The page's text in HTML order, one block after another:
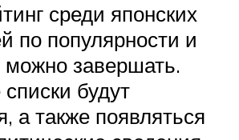
среди японских
по популярности и
можно завершать.
будут
а также появляться